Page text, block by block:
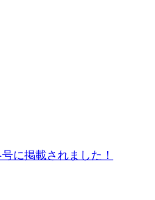
に掲載されました！